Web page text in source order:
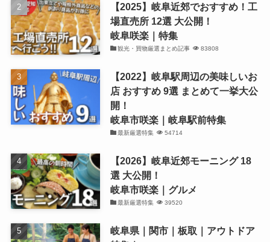
【2025】岐阜近郊でおすすめ！工
場直売所 12選 大公開！
岐阜咲楽｜特集
観光・買物厳選まとめ記事 83808
【2022】岐阜駅周辺の美味しいお
店 おすすめ 9選 まとめて一挙大公
開！
岐阜市咲楽｜岐阜駅前特集
最新厳選特集 54714
【2026】岐阜近郊モーニング 18
選 大公開！
岐阜市咲楽｜グルメ
最新厳選特集 39520
岐阜県｜関市｜板取｜アウトドア